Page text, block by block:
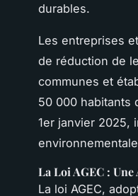
durables.
Les entreprises
de réduction de
communes et
50 000 habitants
1er janvier 2025,
La Loi AGEC :
La loi AGEC,